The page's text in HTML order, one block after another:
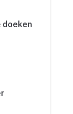
doeken